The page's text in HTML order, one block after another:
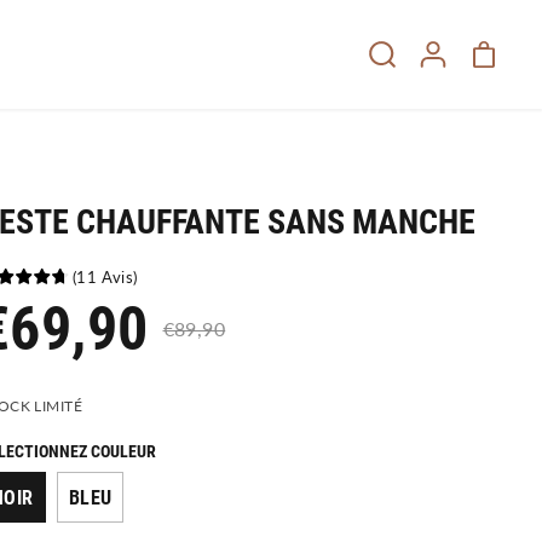
CHAUFFANTE SANS MANCHE
(11 Avis)
€89,90
LIMITÉ
COULEUR
BLEU